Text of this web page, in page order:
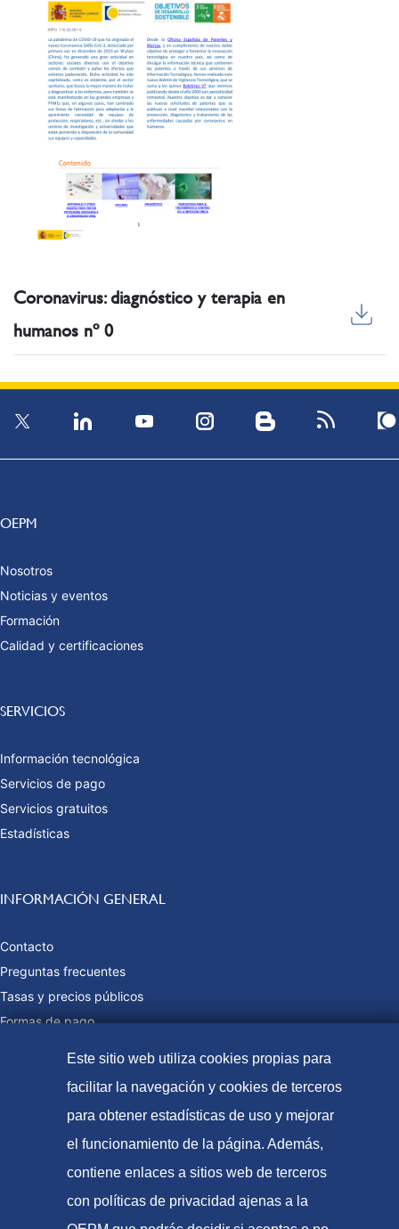
Coronavirus: diagnóstico y terapia en
humanos nº 0
OEPM
Nosotros
Noticias y eventos
Formación
Calidad y certificaciones
SERVICIOS
Información tecnológica
Servicios de pago
Servicios gratuitos
Estadísticas
INFORMACIÓN GENERAL
Contacto
Preguntas frecuentes
Tasas y precios públicos
Formas de pago
© Oficina Española de Patentes y Marcas, 2023
Accesibilidad
Política de Cookies
Este sitio web utiliza cookies propias para
facilitar la navegación y cookies de terceros
para obtener estadísticas de uso y mejorar
el funcionamiento de la página. Además,
contiene enlaces a sitios web de terceros
con políticas de privacidad ajenas a la